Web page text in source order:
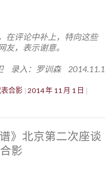
在评论中补上，特向这些
友，表示谢意。
录入：罗训森 2014.11.1
合影 2014 年 11 月 1 日
》北京第二次座谈
影